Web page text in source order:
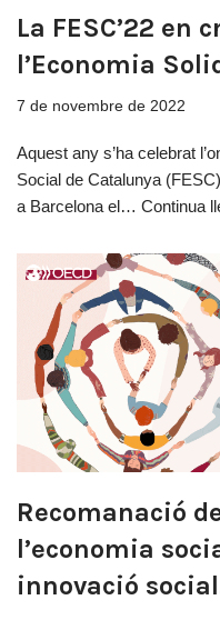
La FESC’22 en
l’Economia
7 de novembre de 2022
Aquest any s’ha celebrat
Social de Catalunya
a Barcelona el… Continua
Recomanació
l’economia
innovació